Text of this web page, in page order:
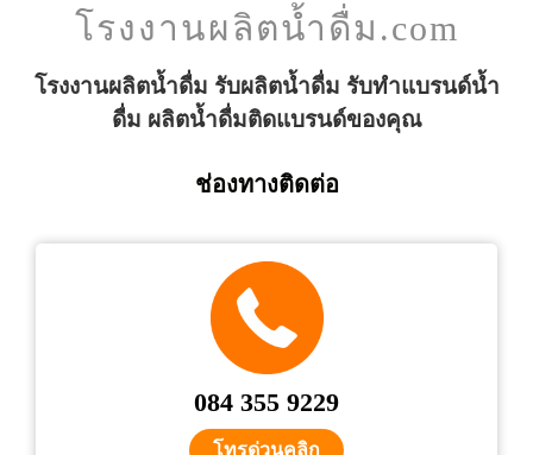
โรงงานผลิตน้ำดื่ม.com
โรงงานผลิตน้ำดื่ม รับผลิตน้ำดื่ม รับทำแบรนด์น้ำ
ดื่ม ผลิตน้ำดื่มติดแบรนด์ของคุณ
ช่องทางติดต่อ
084 355 9229
โทรด่วนคลิก